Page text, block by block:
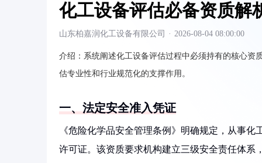
化工设备评估必备资质解
山东柏嘉润化工设备有限公司 · 2026-08-04 08:00:00
介绍： 系统阐述化工设备评估过程中必须持有的核心资
估专业性和行业规范化的支撑作用。
一、法定安全准入凭证
《危险化学品安全管理条例》明确规定，从事
许可证。该资质要求机构建立三级安全责任体系